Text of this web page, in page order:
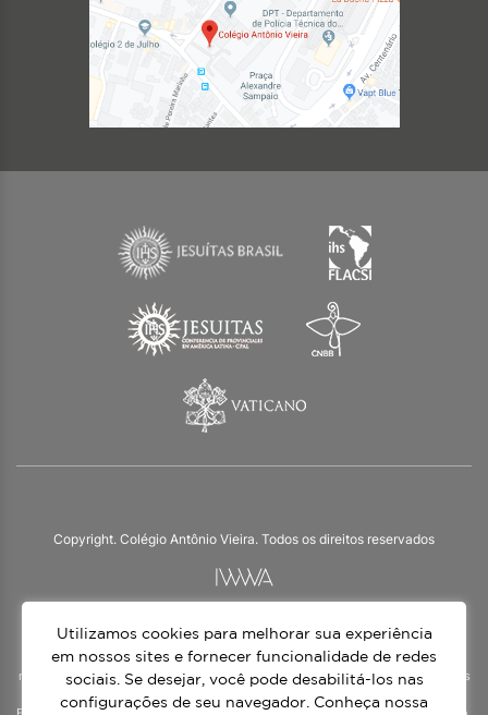
Copyright. Colégio Antônio Vieira. Todos os direitos reservados
O Colégio Antônio Vieira integra a Rede Jesuíta de Educação, tendo as suas
práticas impulsionadas pelos valores da espiritualidade inaciana – marca da
nossa identidade e das aproximadamente 1500 unidades de ensino, espalhadas
em mais de 60 países. Atendemos a alunos da Educação Infantil à 3ª série do
Utilizamos cookies para melhorar sua experiência
em nossos sites e fornecer funcionalidade de redes
sociais. Se desejar, você pode desabilitá-los nas
configurações de seu navegador. Conheça nossa